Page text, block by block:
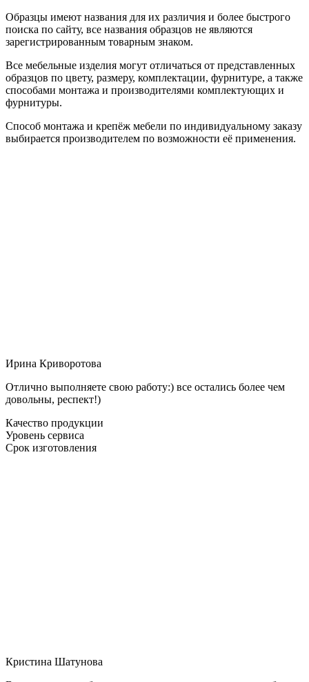
Образцы имеют названия для их различия и более быстрого
поиска по сайту, все названия образцов не являются
зарегистрированным товарным знаком.
Все мебельные изделия могут отличаться от представленных
образцов по цвету, размеру, комплектации, фурнитуре, а также
способами монтажа и производителями комплектующих и
фурнитуры.
Способ монтажа и крепёж мебели по индивидуальному заказу
выбирается производителем по возможности её применения.
Ирина Криворотова
Отлично выполняете свою работу:) все остались более чем
довольны, респект!)
Качество продукции
Уровень сервиса
Срок изготовления
Кристина Шатунова